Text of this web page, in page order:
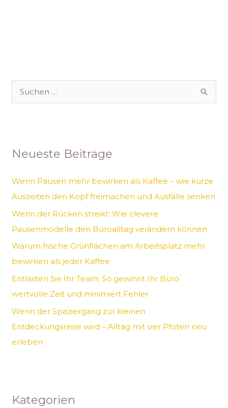
e
n
a
c
h
:
Neueste Beiträge
Wenn Pausen mehr bewirken als Kaffee – wie kurze
Auszeiten den Kopf freimachen und Ausfälle senken
Wenn der Rücken streikt: Wie clevere
Pausenmodelle den Büroalltag verändern können
Warum frische Grünflächen am Arbeitsplatz mehr
bewirken als jeder Kaffee
Entlasten Sie Ihr Team: So gewinnt Ihr Büro
wertvolle Zeit und minimiert Fehler
Wenn der Spaziergang zur kleinen
Entdeckungsreise wird – Alltag mit vier Pfoten neu
erleben
Kategorien